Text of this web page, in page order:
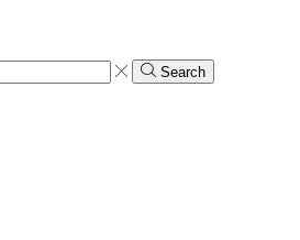
Search